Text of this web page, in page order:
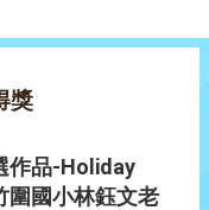
獎
作品-Holiday
國小林鈺文老